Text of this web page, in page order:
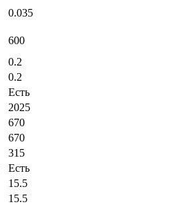
0.035
600
0.2
0.2
Есть
2025
670
670
315
Есть
15.5
15.5